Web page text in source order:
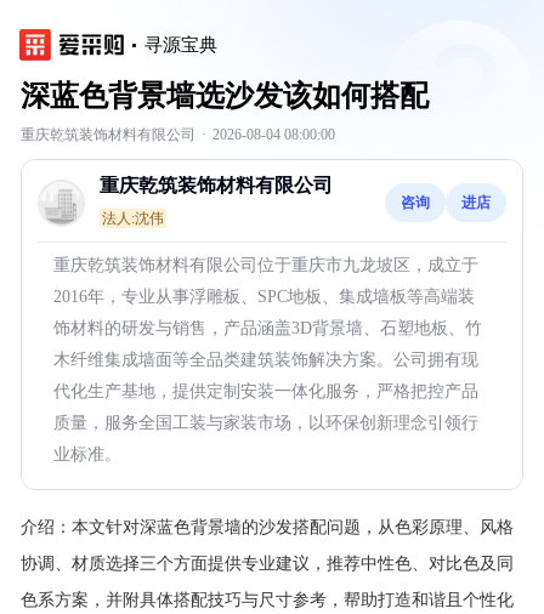
寻源宝典
深蓝色背景墙选沙发该如何搭配
重庆乾筑装饰材料有限公司 · 2026-08-04 08:00:00
重庆乾筑装饰材料有限公司
法人:沈伟
咨询 进店
重庆乾筑装饰材料有限公司位于重庆市九龙坡区，成立于
2016年，专业从事浮雕板、SPC地板、集成墙板等高端装
饰材料的研发与销售，产品涵盖3D背景墙、石塑地板、竹
木纤维集成墙面等全品类建筑装饰解决方案。公司拥有现
代化生产基地，提供定制安装一体化服务，严格把控产品
质量，服务全国工装与家装市场，以环保创新理念引领行
业标准。
介绍： 本文针对深蓝色背景墙的沙发搭配问题，从色彩原理、风格
协调、材质选择三个方面提供专业建议，推荐中性色、对比色及同
色系方案，并附具体搭配技巧与尺寸参考，帮助打造和谐且个性化